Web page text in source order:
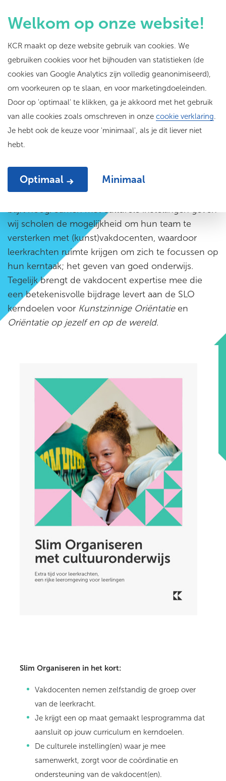
Welkom op onze website!
KCR maakt op deze website gebruik van cookies. We
gebruiken cookies voor het bijhouden van statistieken (de
cookies van Google Analytics zijn volledig geanonimiseerd),
om voorkeuren op te slaan, en voor marketingdoeleinden.
Door op 'optimaal' te klikken, ga je akkoord met het gebruik
van alle cookies zoals omschreven in onze cookie verklaring.
Je hebt ook de keuze voor 'minimaal', als je dit liever niet
hebt.
Optimaal Minimaal
Slim organiserenmet
cultuuronderwijs
Het lerarentekort binnen het primair onderwijs
blijft hoog. Samen met culturele instellingen geven
wij scholen de mogelijkheid om hun team te
versterken met (kunst)vakdocenten, waardoor
leerkrachten ruimte krijgen om zich te focussen op
hun kerntaak; het geven van goed onderwijs.
Tegelijk brengt de vakdocent expertise mee die
een betekenisvolle bijdrage levert aan de SLO
kerndoelen voor Kunstzinnige Oriëntatieen
Oriëntatie op jezelf en op de wereld.
Slim Organiseren in het kort:
Vakdocenten nemen zelfstandig de groep over
van de leerkracht.
Je krijgt een op maat gemaakt lesprogramma dat
aansluit op jouw curriculum en kerndoelen.
De culturele instelling(en) waar je mee
samenwerkt, zorgt voor de coördinatie en
ondersteuning van de vakdocent(en).